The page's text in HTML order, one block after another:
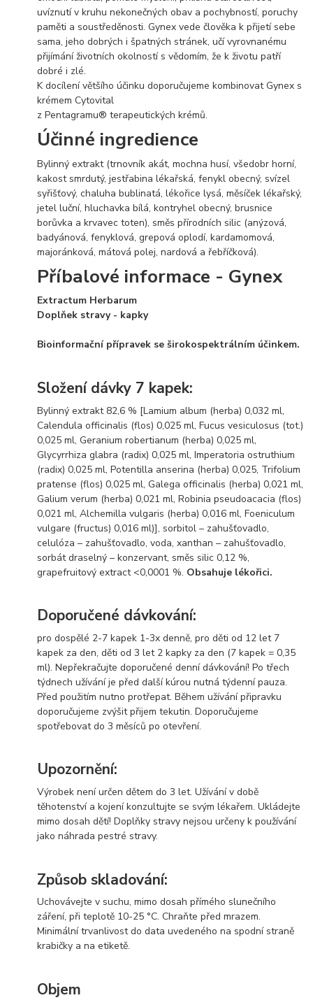
uvíznutí v kruhu nekonečných obav a pochybností, poruchy
paměti a soustředěnosti. Gynex vede člověka k přijetí sebe
sama, jeho dobrých i špatných stránek, učí vyrovnanému
přijímání životních okolností s vědomím, že k životu patří
dobré i zlé.
K docílení většího účinku doporučujeme kombinovat Gynex s
krémem Cytovital
z Pentagramu® terapeutických krémů.
Účinné ingredience
Bylinný extrakt (trnovník akát, mochna husí, všedobr horní,
kakost smrdutý, jestřabina lékařská, fenykl obecný, svízel
syřišťový, chaluha bublinatá, lékořice lysá, měsíček lékařský,
jetel luční, hluchavka bílá, kontryhel obecný, brusnice
borůvka a krvavec toten), směs přírodních silic (anýzová,
badyánová, fenyklová, grepová oplodí, kardamomová,
majoránková, mátová polej, nardová a řebříčková).
Příbalové informace - Gynex
Extractum Herbarum
Doplňek stravy - kapky
Bioinformační přípravek se širokospektrálním účinkem.
Složení dávky 7 kapek:
Bylinný extrakt 82,6 % [Lamium album (herba) 0,032 ml,
Calendula officinalis (flos) 0,025 ml, Fucus vesiculosus (tot.)
0,025 ml, Geranium robertianum (herba) 0,025 ml,
Glycyrrhiza glabra (radix) 0,025 ml, Imperatoria ostruthium
(radix) 0,025 ml, Potentilla anserina (herba) 0,025, Trifolium
pratense (flos) 0,025 ml, Galega officinalis (herba) 0,021 ml,
Galium verum (herba) 0,021 ml, Robinia pseudoacacia (flos)
0,021 ml, Alchemilla vulgaris (herba) 0,016 ml, Foeniculum
vulgare (fructus) 0,016 ml)], sorbitol – zahušťovadlo,
celulóza – zahušťovadlo, voda, xanthan – zahušťovadlo,
sorbát draselný – konzervant, směs silic 0,12 %,
grapefruitový extract <0,0001 %. Obsahuje lékořici.
Doporučené dávkování:
pro dospělé 2-7 kapek 1-3x denně, pro děti od 12 let 7
kapek za den, děti od 3 let 2 kapky za den (7 kapek = 0,35
ml). Nepřekračujte doporučené denní dávkování! Po třech
týdnech užívání je před další kúrou nutná týdenní pauza.
Před použitím nutno protřepat. Během užívání připravku
doporučujeme zvýšit přijem tekutin. Doporučujeme
spotřebovat do 3 měsíců po otevření.
Upozornění:
Výrobek není určen dětem do 3 let. Užívání v době
těhotenství a kojení konzultujte se svým lékařem. Ukládejte
mimo dosah dětí! Doplňky stravy nejsou určeny k používání
jako náhrada pestré stravy.
Způsob skladování:
Uchovávejte v suchu, mimo dosah přímého slunečního
záření, při teplotě 10-25 °C. Chraňte před mrazem.
Minimální trvanlivost do data uvedeného na spodní straně
krabičky a na etiketě.
Objem